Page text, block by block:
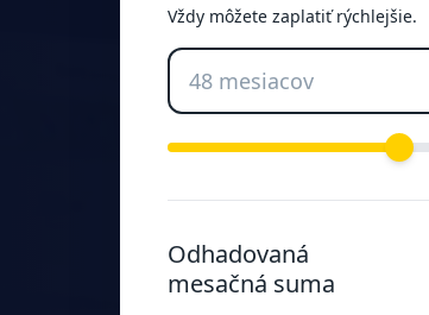
Vždy môžete zaplatiť rýchlejšie.
Odhadovaná
mesačná suma